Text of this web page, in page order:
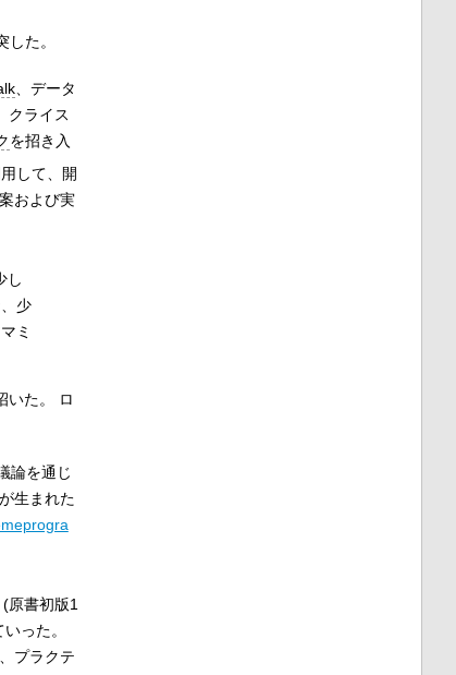
た。
、 データ
クライス
を招き入
して、開
および実
し
少
ミ
いた。 ロ
論を通じ
生まれた
原書初版1
った。
プラクテ